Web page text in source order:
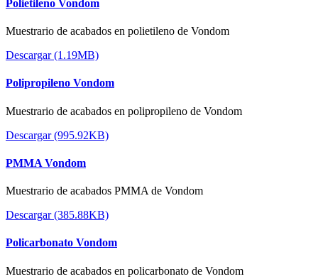
Polietileno Vondom
Muestrario de acabados en polietileno de Vondom
Descargar (1.19MB)
Polipropileno Vondom
Muestrario de acabados en polipropileno de Vondom
Descargar (995.92KB)
PMMA Vondom
Muestrario de acabados PMMA de Vondom
Descargar (385.88KB)
Policarbonato Vondom
Muestrario de acabados en policarbonato de Vondom